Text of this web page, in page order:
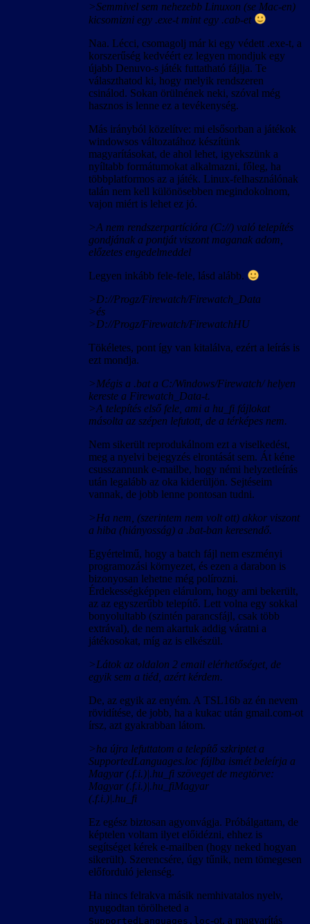
>Semmivel sem nehezebb Linuxon (se Mac-en)
kicsomizni egy .exe-t mint egy .cab-et
Naa. Lécci, csomagolj már ki egy védett .exe-t, a
korszerűség kedvéért ez legyen mondjuk egy
újabb Denuvo-s játék futtatható fájlja. Te
választhatod ki, hogy melyik rendszeren
csinálod. Sokan örülnének neki, szóval még
hasznos is lenne ez a tevékenység.
Más irányból közelítve: mi elsősorban a játékok
windowsos változatához készítünk
magyarításokat, de ahol lehet, igyekszünk a
nyíltabb formátumokat alkalmazni, főleg, ha
többplatformos az a játék. Linux-felhasználónak
talán nem kell különösebben megindokolnom,
vajon miért is lehet ez jó.
>A nem rendszerpartícióra (C://) való telepítés
gondjának a pontját viszont maganak adom,
előzetes engedelmeddel
Legyen inkább fele-fele, lásd alább.
>D://Progz/Firewatch/Firewatch_Data
>és
>D://Progz/Firewatch/FirewatchHU
Tökéletes, pont így van kitalálva, ezért a leírás is
ezt mondja.
>Mégis a .bat a C:/Windows/Firewatch/ helyen
kereste a Firewatch_Data-t.
>A telepítés első fele, ami a hu_fi fájlokat
másolta az szépen lefutott, de a térképes nem.
Nem sikerült reprodukálnom ezt a viselkedést,
meg a nyelvi bejegyzés elrontását sem. Át kéne
csusszannunk e-mailbe, hogy némi helyzetleírás
után legalább az oka kiderüljön. Sejtéseim
vannak, de jobb lenne pontosan tudni.
>Ha nem, (szerintem nem volt ott) akkor viszont
a hiba (hiányosság) a .bat-ban keresendő.
Egyértelmű, hogy a batch fájl nem eszményi
programozási környezet, és ezen a darabon is
bizonyosan lehetne még polírozni.
Érdekességképpen elárulom, hogy ami bekerült,
az az egyszerűbb telepítő. Lett volna egy sokkal
bonyolultabb (szintén parancsfájl, csak több
extrával), de nem akartuk addig váratni a
játékosokat, míg az is elkészül.
>Látok az oldalon 2 email elérhetőséget, de
egyik sem a tiéd, azért kérdem.
De, az egyik az enyém. A TSL16b az én nevem
rövidítése, de jobb, ha a kukac után gmail.com-ot
írsz, azt gyakrabban látom.
>ha újra lefuttatom a telepítő szkriptet a
SupportedLanguages.loc fájlba ismét beleírja a
Magyar (.f.i.)|.hu_fi szöveget de megtörve:
Magyar (.f.i.)|.hu_fiMagyar
(.f.i.)|.hu_fi
Ez egész biztosan agyonvágja. Próbálgattam, de
képtelen voltam ilyet előidézni, ehhez is
segítséget kérek e-mailben (hogy neked hogyan
sikerült). Szerencsére, úgy tűnik, nem tömegesen
előforduló jelenség.
Ha nincs felrakva másik nemhivatalos nyelv,
nyugodtan törölheted a
SupportedLanguages.loc-ot, a magyarítás